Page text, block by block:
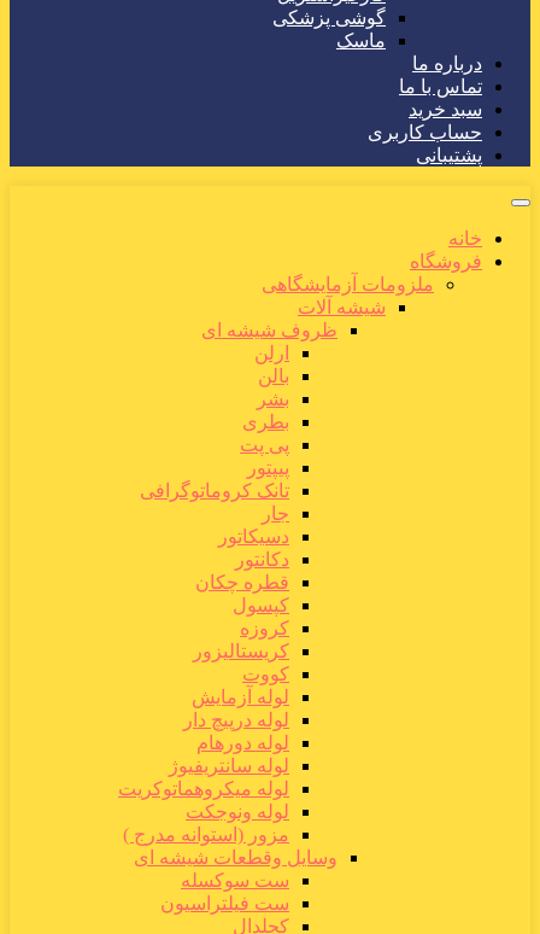
گوشی پزشکی
ماسک
درباره ما
تماس با ما
سبد خرید
حساب کاربری
پشتیبانی
خانه
فروشگاه
ملزومات آزمایشگاهی
شیشه آلات
ظروف شیشه ای
ارلن
بالن
بشر
بطری
پی پت
پیپتور
تانک کروماتوگرافی
جار
دسیکاتور
دکانتور
قطره چکان
کپسول
کروزه
کریستالیزور
کووت
لوله آزمایش
لوله درپیچ دار
لوله دورهام
لوله سانتریفیوژ
لوله میکروهماتوکریت
لوله ونوجکت
مزور (استوانه مدرج )
وسایل وقطعات شیشه ای
ست سوکسله
ست فیلتراسیون
کجلدال